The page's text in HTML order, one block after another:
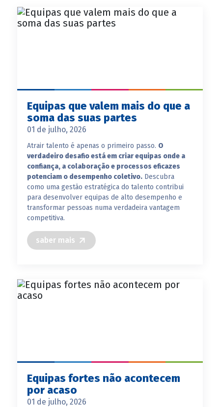
Equipas que valem mais do que a
soma das suas partes
01 de julho, 2026
Atrair talento é apenas o primeiro passo. O
verdadeiro desafio está em criar equipas onde a
confiança, a colaboração e processos eficazes
potenciam o desempenho coletivo. Descubra
como uma gestão estratégica do talento contribui
para desenvolver equipas de alto desempenho e
transformar pessoas numa verdadeira vantagem
competitiva.
saber mais
Equipas fortes não acontecem
por acaso
01 de julho, 2026